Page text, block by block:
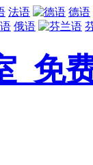
法语
德语
俄语
_免